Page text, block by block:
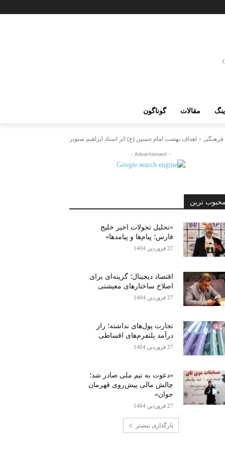
مقالات گوناگون
فرهنگی اهداف نهضت امام حسین (ع) اثر استاد ابراهیم صنوبر
- Advertisment -
محبوب ترین
«تحلیل تحولات اخیر خلیج
فارس؛ پیام‌ها و پیامدها»
27 فروردین 1404
اقتصاد دیجیتال؛ گزینه‌ای برای
اصلاح ساختارهای معیشتی
27 فروردین 1404
تجارت پول‌های نداشته؛ راز
درآمد پلتفرم‌های اقساطی
27 فروردین 1404
«دعوت به تیم ملی صادر شد؛
چالش مالی پیش‌روی قهرمان
جوان»
27 فروردین 1404
بارگذاری بیشتر